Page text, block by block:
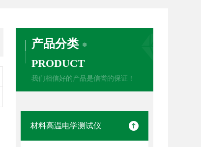
产品分类
PRODUCT
我们相信好的产品是信誉的保证！
材料高温电学测试仪